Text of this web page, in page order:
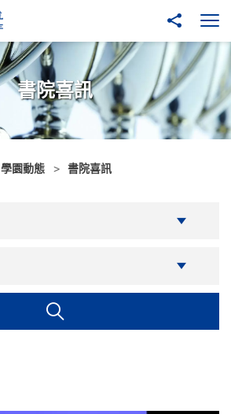
分享到
打
書院喜訊
學園動態 書院喜訊
搜尋